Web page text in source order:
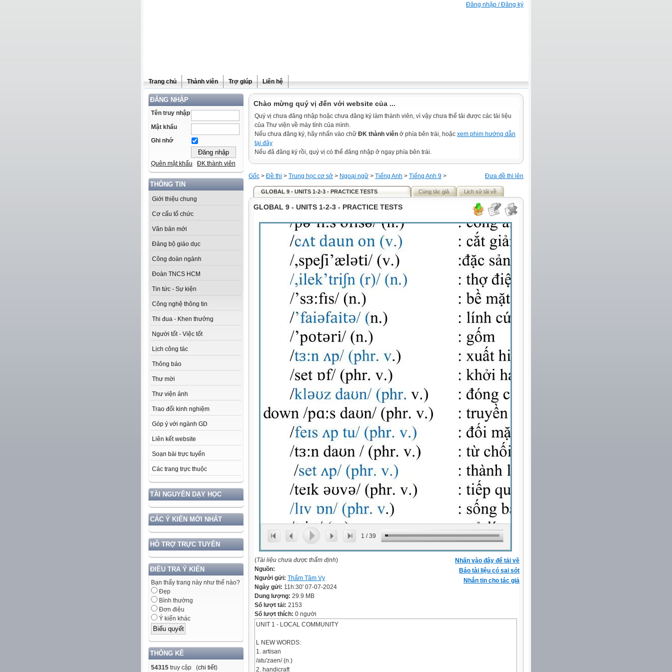
Đăng nhập / Đăng ký
Trang chủ Thành viên Trợ giúp Liên hệ
ĐĂNG NHẬP
Tên truy nhập
Mật khẩu
Ghi nhớ
Quên mật khẩu ĐK thành viên
THÔNG TIN
Giới thiệu chung
Cơ cấu tổ chức
Văn bản mới
Đảng bộ giáo dục
Công đoàn ngành
Đoàn TNCS HCM
Tin tức - Sự kiện
Công nghệ thông tin
Thi đua - Khen thưởng
Người tốt - Việc tốt
Lịch công tác
Thông báo
Thư mời
Thư viện ảnh
Trao đổi kinh nghiệm
Góp ý với ngành GD
Liên kết website
Soạn bài trực tuyến
Các trang trực thuộc
TÀI NGUYÊN DẠY HỌC
CÁC Ý KIẾN MỚI NHẤT
HỖ TRỢ TRỰC TUYẾN
ĐIỀU TRA Ý KIẾN
Bạn thấy trang này như thế nào?
Đẹp
Bình thường
Đơn điệu
Ý kiến khác
THỐNG KÊ
54315 truy cập (chi tiết)
Chào mừng quý vị đến với website của ...
Quý vị chưa đăng nhập hoặc chưa đăng ký làm thành viên, vì vậy chưa thể tải được các tài liệu
của Thư viện về máy tính của mình.
Nếu chưa đăng ký, hãy nhấn vào chữ ĐK thành viên ở phía bên trái, hoặc xem phim hướng dẫn
tại đây
Nếu đã đăng ký rồi, quý vị có thể đăng nhập ở ngay phía bên trái.
Đưa đề thi lên
Gốc > Đề thi > Trung học cơ sở > Ngoại ngữ > Tiếng Anh > Tiếng Anh 9 >
GLOBAL 9 - UNITS 1-2-3 - PRACTICE TESTS Cùng tác giả Lịch sử tải về
GLOBAL 9 - UNITS 1-2-3 - PRACTICE TESTS
1 /39
Nhấn vào đây để tải về
Báo tài liệu có sai sót
Nhắn tin cho tác giả
(Tài liệu chưa được thẩm định)
Nguồn:
Người gửi: Thẩm Tâm Vy
Ngày gửi: 11h:30' 07-07-2024
Dung lượng: 29.9 MB
Số lượt tải: 2153
Số lượt thích: 0 người
UNIT 1 - LOCAL COMMUNITY
L NEW WORDS:
1. artisan
/atu'zaen/ (n.)
2. handicraft